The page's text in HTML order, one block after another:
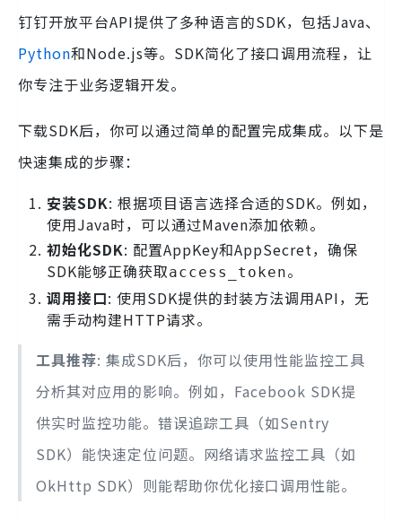
钉钉开放平台API提供了多种语言的SDK，包括Java、
Python和Node.js等。SDK简化了接口调用流程，让
你专注于业务逻辑开发。
下载SDK后，你可以通过简单的配置完成集成。以下是
快速集成的步骤：
安装SDK: 根据项目语言选择合适的SDK。例如，
使用Java时，可以通过Maven添加依赖。
初始化SDK: 配置AppKey和AppSecret，确保
SDK能够正确获取access_token。
调用接口: 使用SDK提供的封装方法调用API，无
需手动构建HTTP请求。
工具推荐: 集成SDK后，你可以使用性能监控工具
分析其对应用的影响。例如，Facebook SDK提
供实时监控功能。错误追踪工具（如Sentry
SDK）能快速定位问题。网络请求监控工具（如
OkHttp SDK）则能帮助你优化接口调用性能。